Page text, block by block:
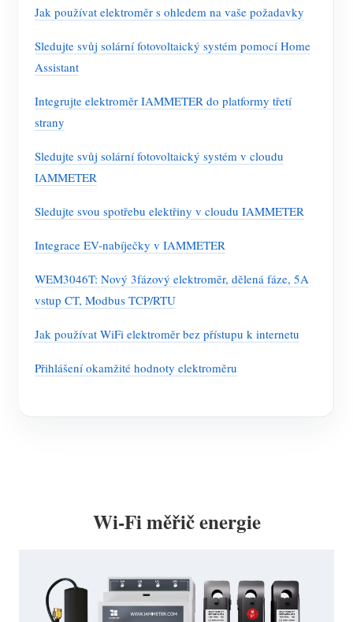
Jak používat elektroměr s ohledem na vaše požadavky
Sledujte svůj solární fotovoltaický systém pomocí Home
Assistant
Integrujte elektroměr IAMMETER do platformy třetí
strany
Sledujte svůj solární fotovoltaický systém v cloudu
IAMMETER
Sledujte svou spotřebu elektřiny v cloudu IAMMETER
Integrace EV-nabíječky v IAMMETER
WEM3046T: Nový 3fázový elektroměr, dělená fáze, 5A
vstup CT, Modbus TCP/RTU
Jak používat WiFi elektroměr bez přístupu k internetu
Přihlášení okamžité hodnoty elektroměru
Wi-Fi měřič energie